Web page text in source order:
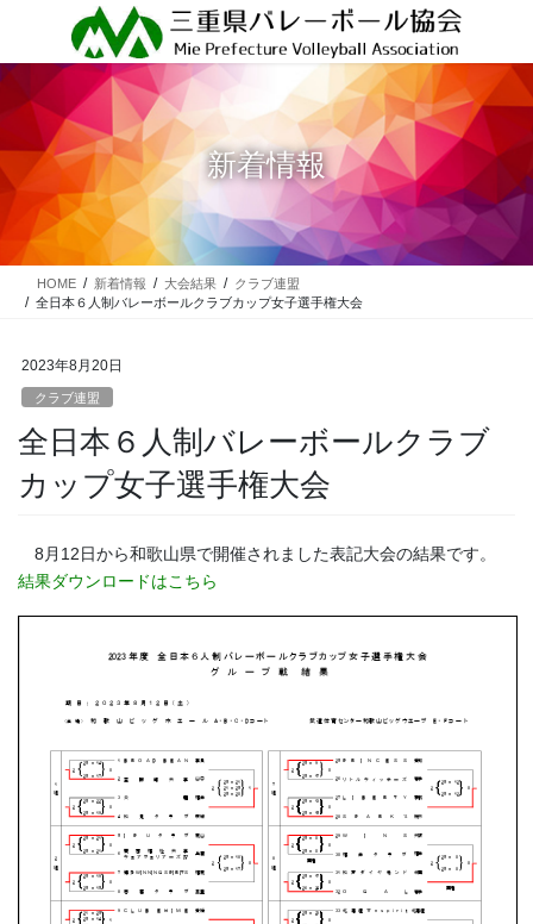
テ
ン
ツ
動
ゲ
ー
シ
に
新着情報
HOME 新着情報 大会結果
クラブ連盟
全日本６人制バレーボールクラブカップ女子選手権大会
2023年8月20日
クラブ連盟
全日本６人制バレーボールクラブ
カップ女子選手権大会
8月12日から和歌山県で開催されました表記大会の結果です。
結果ダウンロードはこちら